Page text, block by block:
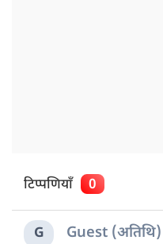
टिप्पणियाँ 0
G Guest (अतिथि)